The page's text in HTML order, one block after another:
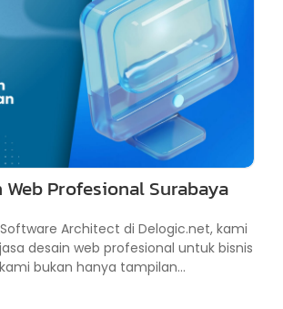
Web Profesional Surabaya
Architect di Delogic.net, kami
desain web profesional untuk bisnis
bukan hanya tampilan...